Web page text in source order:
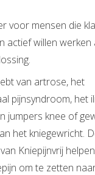
voor mensen die
actief willen werken
van artrose, het
pijnsyndroom, het
jumpers knee of
het kniegewricht.
Kniepijnvrij
om te zetten